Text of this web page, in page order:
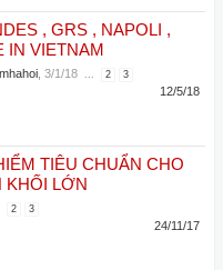
, GRS , NAPOLI ,
IN VIETNAM
3/1/18 ... 2 3
12/5/18
TIÊU CHUẨN CHO
KHỐI LỚN
2 3
24/11/17